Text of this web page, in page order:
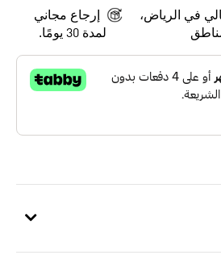
في الرياض،
إرجاع مجاني
لمدة 30 يومًا.